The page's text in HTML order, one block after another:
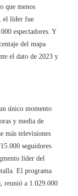
que menos
el líder fue
espectadores. Y
del mapa
el dato de 2023 y
único momento
y media de
más televisiones
seguidores.
líder del
El programa
reunió a 1.029.000